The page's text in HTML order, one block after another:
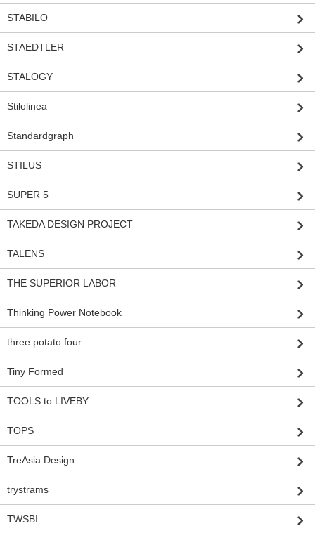
STABILO
STAEDTLER
STALOGY
Stilolinea
Standardgraph
STILUS
SUPER 5
TAKEDA DESIGN PROJECT
TALENS
THE SUPERIOR LABOR
Thinking Power Notebook
three potato four
Tiny Formed
TOOLS to LIVEBY
TOPS
TreAsia Design
trystrams
TWSBI